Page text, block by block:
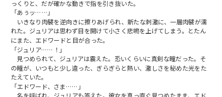
っくりと、だが確かな動きで指を引き抜いた。
「あぅッ……」
いきなり肉襞を逆向きに擦りあげられ、新たな刺激に、一層肉襞が濡
れた。ジュリアは思わず目を開けて小さく悲鳴を上げてしまう。とたん
にまた、エドワードと目が合った。
「ジュリア……！」
見つめられて、ジュリアは震えた。恐いくらいに真剣な瞳だった。そ
の瞳が、いつもと少し違った、ぎらぎらと熱い、激しさを秘めた光をた
たえていた。
「エドワード、さま……」